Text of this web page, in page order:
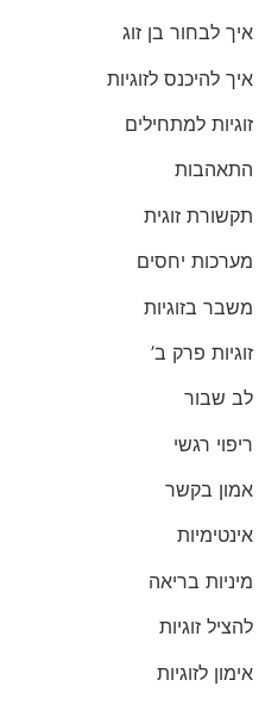
איך לבחור בן זוג
איך להיכנס לזוגיות
זוגיות למתחילים
התאהבות
תקשורת זוגית
מערכות יחסים
משבר בזוגיות
זוגיות פרק ב’
לב שבור
ריפוי רגשי
אמון בקשר
אינטימיות
מיניות בריאה
להציל זוגיות
אימון לזוגיות